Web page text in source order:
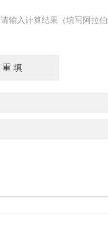
请输入计算结果（填写阿拉